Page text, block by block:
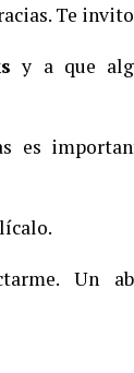
Te
y a que
es
Un